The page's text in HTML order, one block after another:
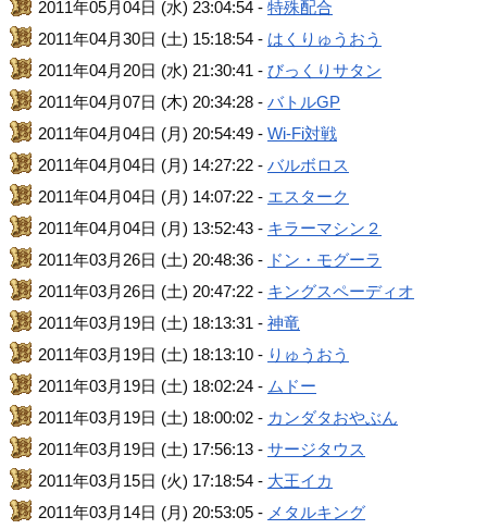
2011年05月04日 (水) 23:04:54 -特殊配合
2011年04月30日 (土) 15:18:54 - はくりゅうおう
2011年04月20日 (水) 21:30:41 -びっくりサタン
2011年04月07日 (木) 20:34:28 -バトルGP
2011年04月04日 (月) 20:54:49 -Wi-Fi対戦
2011年04月04日 (月) 14:27:22 -バルボロス
2011年04月04日 (月) 14:07:22 - エスターク
2011年04月04日 (月) 13:52:43 - キラーマシン２
2011年03月26日 (土) 20:48:36 - ドン・モグーラ
2011年03月26日 (土) 20:47:22 - キングスペーディオ
2011年03月19日 (土) 18:13:31 -神竜
2011年03月19日 (土) 18:13:10 - りゅうおう
2011年03月19日 (土) 18:02:24 - ムドー
2011年03月19日 (土) 18:00:02 - カンダタおやぶん
2011年03月19日 (土) 17:56:13 -サージタウス
2011年03月15日 (火) 17:18:54 - 大王イカ
2011年03月14日 (月) 20:53:05 - メタルキング